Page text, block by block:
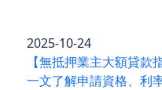
2025-10-24
【無抵押業主大額貸款
一文了解申請資格、利